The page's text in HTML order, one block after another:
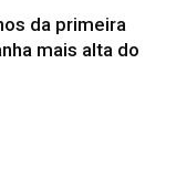
da primeira
mais alta do